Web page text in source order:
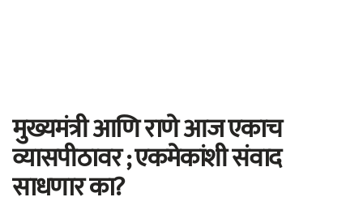
मुख्यमंत्री आणि राणे आज एकाच
व्यासपीठावर ; एकमेकांशी संवाद
साधणार का?